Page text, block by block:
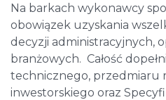
Na barkach wykonawcy
obowiązek uzyskania
decyzji administracyjnych,
branżowych. Całość
technicznego, przedmiaru
inwestorskiego oraz